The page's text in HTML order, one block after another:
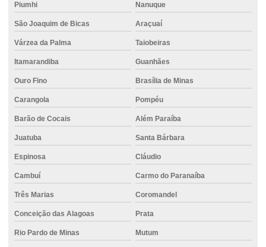
Concreto para construção civil
Concreto para construção de rodovias
Concreto com controle técnico
Concreto convencional
Concreto em divinopolis
Concreto dosado
Concreto para estruturas pré-moldadas
Concreto com fibra
Concreto com fibra de polipropileno
Concreto com fibra de vidro
Piumhi Nanuque
São Joaquim de Bicas Araçuaí
Várzea da Palma Taiobeiras
Itamarandiba Guanhães
Ouro Fino Brasília de Minas
Carangola Pompéu
Barão de Cocais Além Paraíba
Juatuba Santa Bárbara
Espinosa Cláudio
Cambuí Carmo do Paranaíba
Três Marias Coromandel
Conceição das Alagoas Prata
Rio Pardo de Minas Mutum